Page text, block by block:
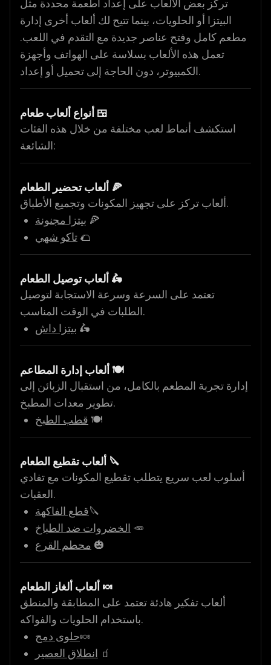
تركز بعض الألعاب على إعداد أطعمة محددة مثل
البيتزا أو الحلويات، بينما تتيح لك ألعاب أخرى إدارة
مطعم كامل وفتح عناصر جديدة مع التقدم في اللعب.
تعمل هذه الألعاب بسلاسة على الهواتف وأجهزة
الكمبيوتر، دون الحاجة إلى تحميل أو إعداد.
أنواع ألعاب طعام 🍱
استكشف أنماط لعب مختلفة من خلال هذه الفئات
الشائعة:
ألعاب تحضير الطعام 🍕
ألعاب تركز على تجهيز المكونات وتجميع الأطباق.
بيتزا مجنونة 🍕
تاكو شهي 🌮
ألعاب توصيل الطعام 🛵
تعتمد على السرعة وسرعة الاستجابة لتوصيل
الطلبات في الوقت المناسب.
بيتزا داش 🛵
ألعاب إدارة المطاعم 🍽️
إدارة تجربة المطعم بالكامل، من استقبال الزبائن إلى
تطوير معدات المطبخ.
قطب الطبخ 🍽️
ألعاب تقطيع الطعام 🔪
أسلوب لعب سريع يتطلب تقطيع المكونات مع تفادي
العقبات.
قطع الفاكهة🔪
الخضروات ضد الطباخ 🥕
محطم القرع 🎃
ألعاب ألغاز الطعام 🍬
ألعاب تفكير هادئة تعتمد على المطابقة والمنطق
باستخدام الحلويات والفواكه.
حلوى دمج🍬
انطلاق العصير 🧃